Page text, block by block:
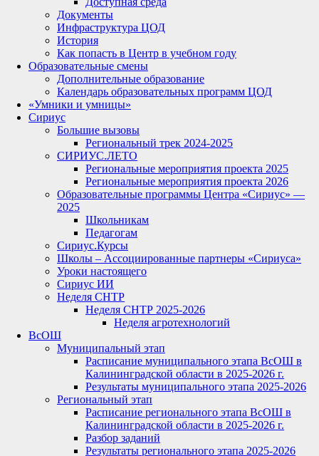
Документы
Инфраструктура ЦОД
История
Как попасть в Центр в учебном году
Образовательные смены
Дополнительные образование
Календарь образовательных программ ЦОД
«Умники и умницы»
Сириус
Большие вызовы
Региональный трек 2024-2025
СИРИУС.ЛЕТО
Региональные мероприятия проекта 2025
Региональные мероприятия проекта 2026
Образовательные программы Центра «Сириус» —
2025
Школьникам
Педагогам
Сириус.Курсы
Школы – Ассоциированные партнеры «Сириуса»
Уроки настоящего
Сириус ИИ
Неделя СНТР
Неделя СНТР 2025-2026
Неделя агротехнологий
ВсОШ
Муниципальный этап
Расписание муниципального этапа ВсОШ в
Калининградской области в 2025-2026 г.
Результаты муниципального этапа 2025-2026
Региональный этап
Расписание регионального этапа ВсОШ в
Калининградской области в 2025-2026 г.
Разбор заданий
Результаты регионального этапа 2025-2026